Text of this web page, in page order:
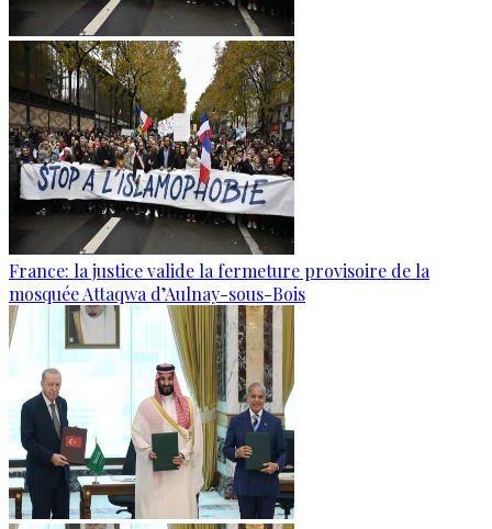
France: la justice valide la fermeture provisoire de la
mosquée Attaqwa d’Aulnay-sous-Bois